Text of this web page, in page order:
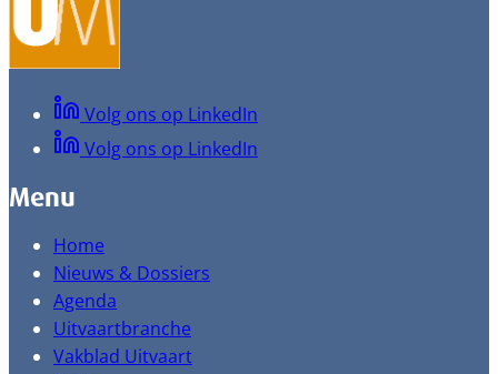
Volg ons op LinkedIn
Volg ons op LinkedIn
Menu
Home
Nieuws & Dossiers
Agenda
Uitvaartbranche
Vakblad Uitvaart